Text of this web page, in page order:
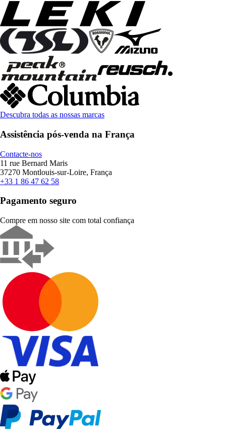
Descubra todas as nossas marcas
Assistência pós-venda na França
Contacte-nos
11 rue Bernard Maris
37270 Montlouis-sur-Loire, França
+33 1 86 47 62 58
Pagamento seguro
Compre em nosso site com total confiança